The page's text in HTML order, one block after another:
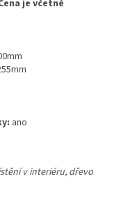
je včetně
ano
v interiéru, dřevo